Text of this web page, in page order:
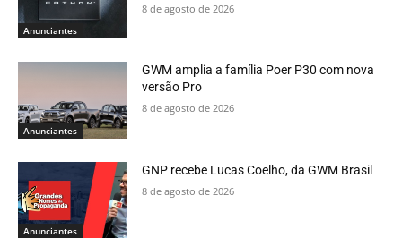
Anunciantes
8 de agosto de 2026
Anunciantes
GWM amplia a família Poer P30 com nova
versão Pro
8 de agosto de 2026
Anunciantes
GNP recebe Lucas Coelho, da GWM Brasil
8 de agosto de 2026